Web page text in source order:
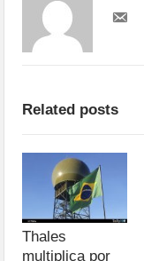
Related posts
Thales
multiplica por